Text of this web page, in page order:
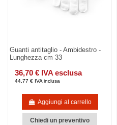
Guanti antitaglio - Ambidestro -
Lunghezza cm 33
36,70 € IVA esclusa
44,77 € IVA inclusa
Aggiungi al carrello
Chiedi un preventivo